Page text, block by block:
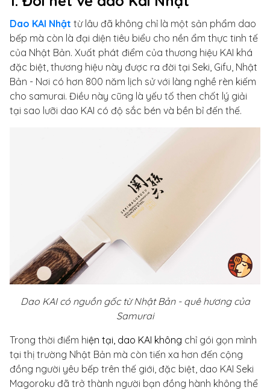
Dao KAI Nhật từ lâu đã không chỉ là một sản phẩm dao
bếp mà còn là đại diện tiêu biểu cho nền ẩm thực tinh tế
của Nhật Bản. Xuất phát điểm của thương hiệu KAI khá
đặc biệt, thương hiệu này được ra đời tại Seki, Gifu, Nhật
Bản - Nơi có hơn 800 năm lịch sử với làng nghề rèn kiếm
cho samurai. Điều này cũng là yếu tố then chốt lý giải
tại sao lưỡi dao KAI có độ sắc bén và bền bỉ đến thế.
Dao KAI có nguồn gốc từ Nhật Bản - quê hương của
Samurai
Trong thời điểm hiện tại, dao KAI không chỉ gói gọn mình
tại thị trường Nhật Bản mà còn tiến xa hơn đến cộng
đồng người yêu bếp trên thế giới, đặc biệt, dao KAI Seki
Magoroku đã trở thành người bạn đồng hành không thể